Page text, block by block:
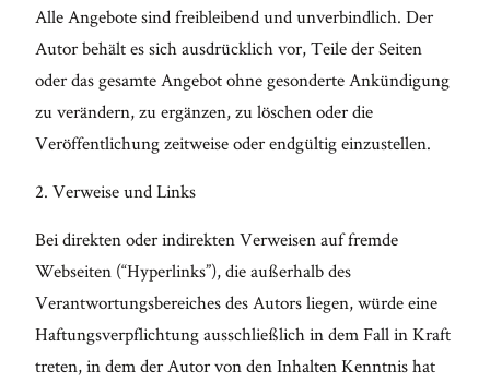
Alle Angebote sind freibleibend und unverbindlich. Der
Autor behält es sich ausdrücklich vor, Teile der Seiten
oder das gesamte Angebot ohne gesonderte Ankündigung
zu verändern, zu ergänzen, zu löschen oder die
Veröffentlichung zeitweise oder endgültig einzustellen.
2. Verweise und Links
Bei direkten oder indirekten Verweisen auf fremde
Webseiten (“Hyperlinks”), die außerhalb des
Verantwortungsbereiches des Autors liegen, würde eine
Haftungsverpflichtung ausschließlich in dem Fall in Kraft
treten, in dem der Autor von den Inhalten Kenntnis hat